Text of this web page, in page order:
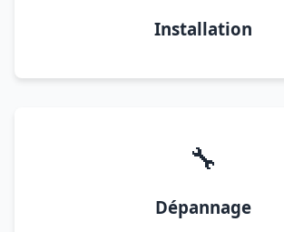
Installation
🔧
Dépannage